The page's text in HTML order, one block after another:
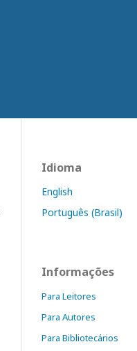
Idioma
English
Português (Brasil)
Informações
Para Leitores
Para Autores
Para Bibliotecários